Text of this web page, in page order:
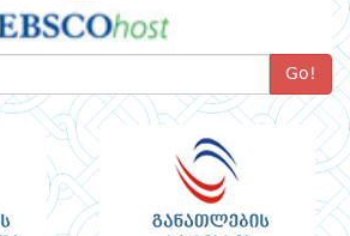
Go!